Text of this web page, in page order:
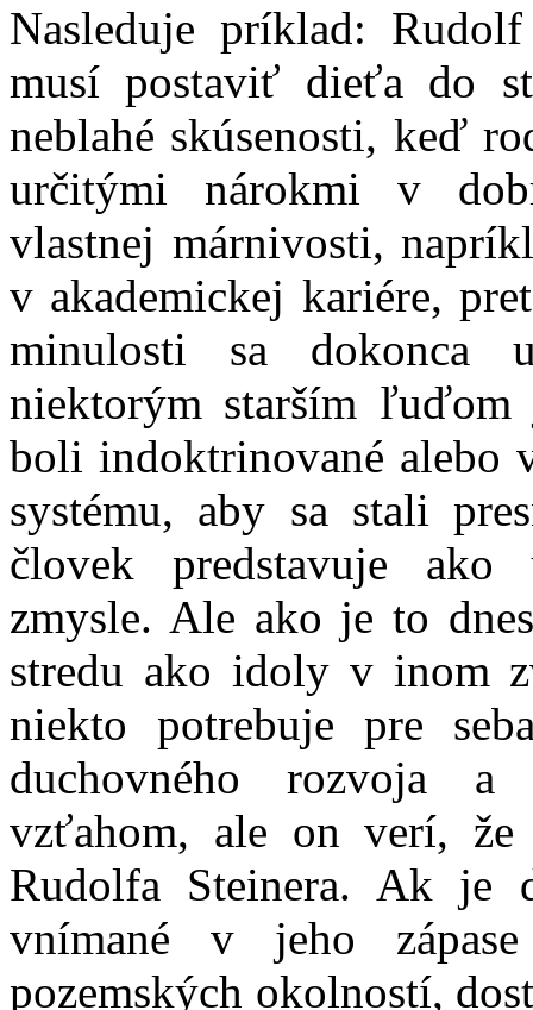
Nasleduje príklad:
musí postaviť dieťa do
neblahé skúsenosti, keď
určitými nárokmi v
vlastnej márnivosti,
v akademickej kariére,
minulosti sa dokonca
niektorým starším
boli indoktrinované alebo
systému, aby sa stali
človek predstavuje ako
zmysle. Ale ako je to
stredu ako idoly v inom
niekto potrebuje pre
duchovného rozvoja a
vzťahom, ale on verí,
Rudolfa Steinera. Ak je
vnímané v jeho
pozemských okolností,